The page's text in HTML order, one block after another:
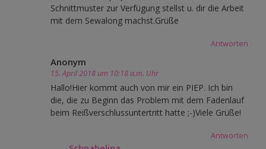
Schnittmuster zur Verfügung stellst u. dir die Arbeit
mit dem Sewalong machst.Grüße
Antworten
Anonym
15. April 2018 um 10:18 a.m. Uhr
Hallo!Hier kommt auch von mir ein PIEP. Ich bin
die, die zu Beginn das Problem mit dem Fadenlauf
beim Reißverschlussuntertritt hatte ;-)Viele Grüße!
Antworten